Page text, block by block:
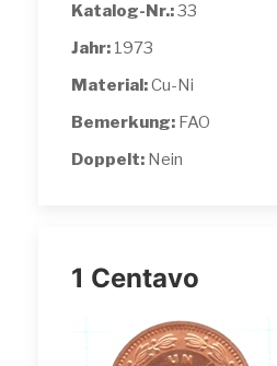
Katalog-Nr.:33
Jahr: 1973
Material:Cu-Ni
Bemerkung: FAO
Doppelt: Nein
1 Centavo